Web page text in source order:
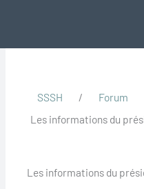
SSSH / Forum
Les informations du
Les informations du